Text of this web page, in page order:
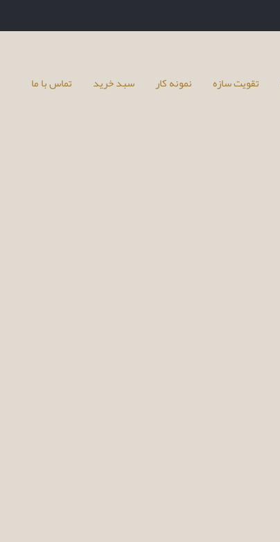
تقویت سازه نمونه کار سبد خرید تماس با ما